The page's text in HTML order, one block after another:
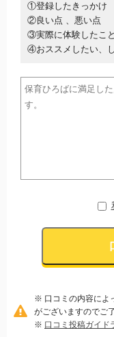
①登録したきっかけ
②良い点 、悪い点
③実際に体験したこ
④おススメしたい、
※ 口コミの内容によ
がございますのでご
※ 口コミ投稿ガイド